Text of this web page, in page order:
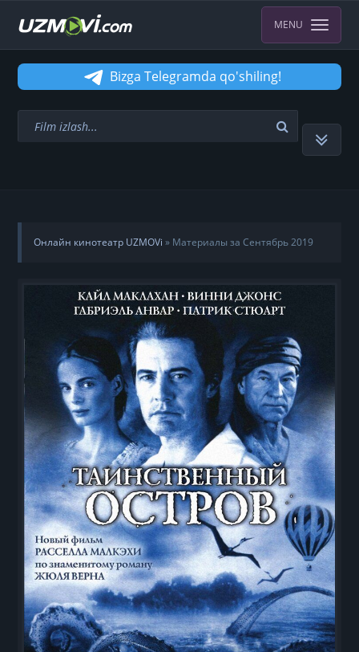
MENU
Bizga Telegramda qo'shiling!
Онлайн кинотеатр UZMOVi » Материалы за Сентябрь 2019